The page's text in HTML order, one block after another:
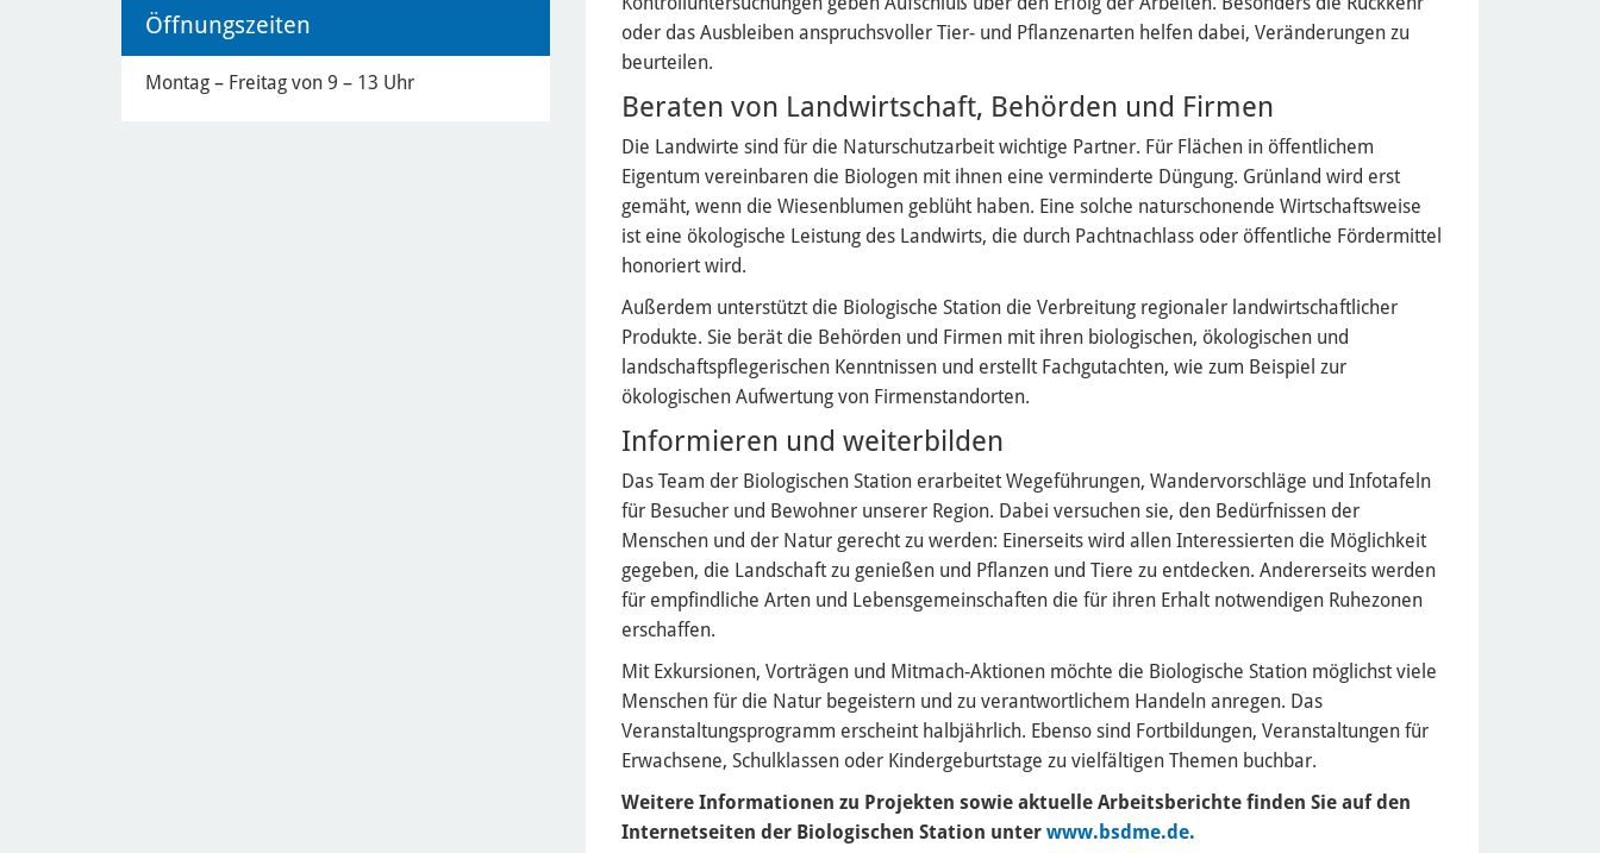
oder das Ausbleiben anspruchsvoller Tier- und Pflanzenarten helfen dabei, Veränderungen zu
beurteilen.
Beraten von Landwirtschaft, Behörden und Firmen
Die Landwirte sind für die Naturschutzarbeit wichtige Partner. Für Flächen in öffentlichem
Eigentum vereinbaren die Biologen mit ihnen eine verminderte Düngung. Grünland wird erst
gemäht, wenn die Wiesenblumen geblüht haben. Eine solche naturschonende Wirtschaftsweise
ist eine ökologische Leistung des Landwirts, die durch Pachtnachlass oder öffentliche Fördermittel
honoriert wird.
Außerdem unterstützt die Biologische Station die Verbreitung regionaler landwirtschaftlicher
Produkte. Sie berät die Behörden und Firmen mit ihren biologischen, ökologischen und
landschaftspflegerischen Kenntnissen und erstellt Fachgutachten, wie zum Beispiel zur
ökologischen Aufwertung von Firmenstandorten.
Informieren und weiterbilden
Das Team der Biologischen Station erarbeitet Wegeführungen, Wandervorschläge und Infotafeln
für Besucher und Bewohner unserer Region. Dabei versuchen sie, den Bedürfnissen der
Menschen und der Natur gerecht zu werden: Einerseits wird allen Interessierten die Möglichkeit
gegeben, die Landschaft zu genießen und Pflanzen und Tiere zu entdecken. Andererseits werden
für empfindliche Arten und Lebensgemeinschaften die für ihren Erhalt notwendigen Ruhezonen
erschaffen.
Mit Exkursionen, Vorträgen und Mitmach-Aktionen möchte die Biologische Station möglichst viele
Menschen für die Natur begeistern und zu verantwortlichem Handeln anregen. Das
Veranstaltungsprogramm erscheint halbjährlich. Ebenso sind Fortbildungen, Veranstaltungen für
Erwachsene, Schulklassen oder Kindergeburtstage zu vielfältigen Themen buchbar.
Weitere Informationen zu Projekten sowie aktuelle Arbeitsberichte finden Sie auf den
Internetseiten der Biologischen Station unter www.bsdme.de.
Öffnungszeiten
Montag – Freitag von 9 – 13 Uhr